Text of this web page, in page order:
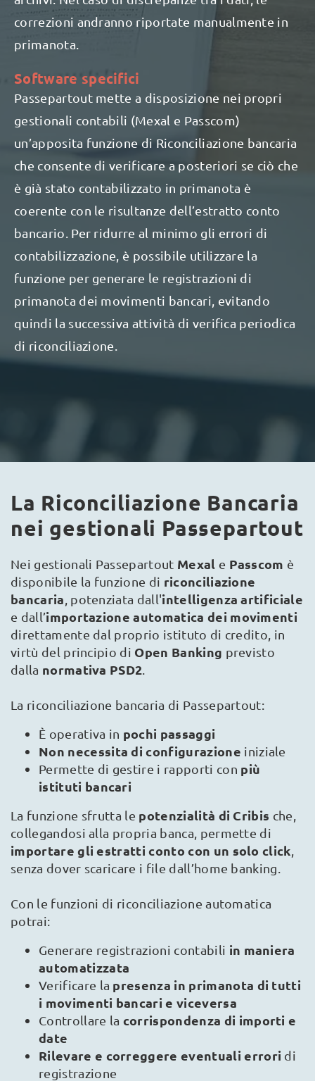
correzioni andranno riportate manualmente in
primanota.
Software specifici
Passepartout mette a disposizione nei propri
gestionali contabili (Mexal e Passcom)
un’apposita funzione di Riconciliazione bancaria
che consente di verificare a posteriori se ciò che
è già stato contabilizzato in primanota è
coerente con le risultanze dell’estratto conto
bancario. Per ridurre al minimo gli errori di
contabilizzazione, è possibile utilizzare la
funzione per generare le registrazioni di
primanota dei movimenti bancari, evitando
quindi la successiva attività di verifica periodica
di riconciliazione.
La Riconciliazione Bancaria
nei gestionali Passepartout
Nei gestionali Passepartout Mexal e Passcom è
disponibile la funzione di riconciliazione
bancaria , potenziata dall'intelligenza artificiale
e dall’importazione automatica dei movimenti
direttamente dal proprio istituto di credito, in
virtù del principio di Open Banking previsto
dalla normativa PSD2
La riconciliazione bancaria di Passepartout:
È operativa in pochi passaggi
Non necessita di configurazione iniziale
Permette di gestire i rapporti con più
istituti bancari
La funzione sfrutta le potenzialità di Cribis che,
collegandosi alla propria banca, permette di
importare gli estratti conto con un solo click
senza dover scaricare i file dall’home banking.
Con le funzioni di riconciliazione automatica
potrai:
Generare registrazioni contabili in maniera
automatizzata
Verificare la presenza in primanota di tutti
i movimenti bancari e viceversa
Controllare la corrispondenza di importi e
date
Rilevare e correggere eventuali errori di
registrazione